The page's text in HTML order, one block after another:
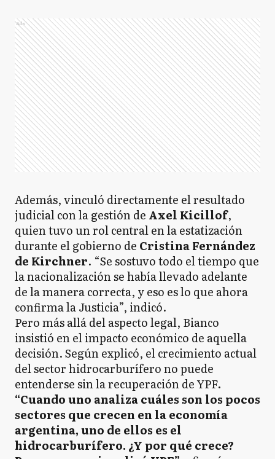
Ads
Además, vinculó directamente el resultado
judicial con la gestión de Axel Kicillof,
quien tuvo un rol central en la estatización
durante el gobierno de Cristina Fernández
de Kirchner. “Se sostuvo todo el tiempo que
la nacionalización se había llevado adelante
de la manera correcta, y eso es lo que ahora
confirma la Justicia”, indicó.
Pero más allá del aspecto legal, Bianco
insistió en el impacto económico de aquella
decisión. Según explicó, el crecimiento actual
del sector hidrocarburífero no puede
entenderse sin la recuperación de YPF.
“Cuando uno analiza cuáles son los pocos
sectores que crecen en la economía
argentina, uno de ellos es el
hidrocarburífero. ¿Y por qué crece?